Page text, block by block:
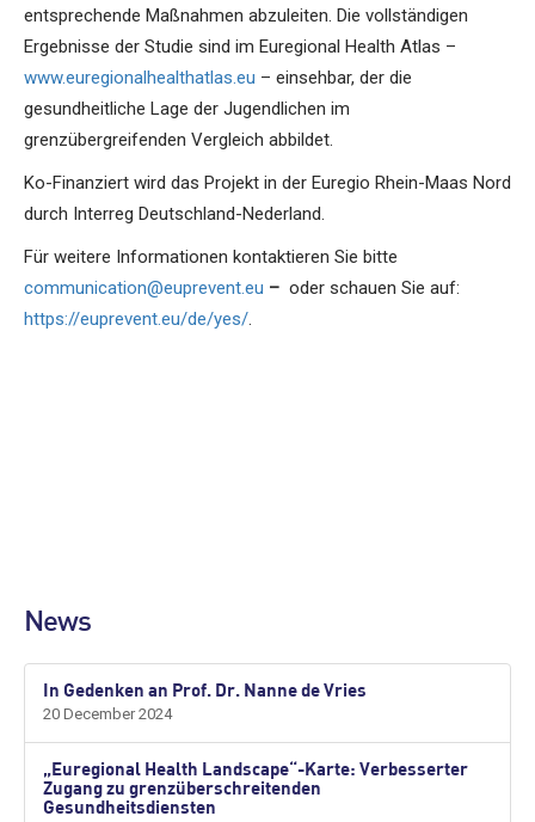
entsprechende Maßnahmen abzuleiten. Die vollständigen
Ergebnisse der Studie sind im Euregional Health Atlas –
www.euregionalhealthatlas.eu – einsehbar, der die
gesundheitliche Lage der Jugendlichen im
grenzübergreifenden Vergleich abbildet.
Ko-Finanziert wird das Projekt in der Euregio Rhein-Maas Nord
durch Interreg Deutschland-Nederland.
Für weitere Informationen kontaktieren Sie bitte
communication@euprevent.eu – oder schauen Sie auf:
https://euprevent.eu/de/yes/.
News
In Gedenken an Prof. Dr. Nanne de Vries
20 December 2024
„Euregional Health Landscape“-Karte: Verbesserter
Zugang zu grenzüberschreitenden
Gesundheitsdiensten